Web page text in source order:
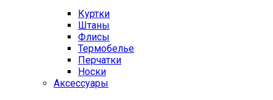
Куртки
Штаны
Флисы
Термобелье
Перчатки
Носки
Аксессуары